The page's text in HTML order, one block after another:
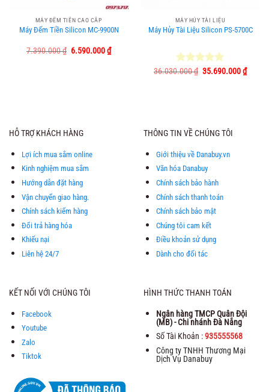
MÁY ĐẾM TIỀN CAO CẤP
Máy Đếm Tiền Silicon MC-9900N
7.390.000₫ Giá
6.590.000₫Giá
hiện
MÁY HỦY TÀI LIỆU
Máy Hủy Tài Liệu Silicon PS-5700C
Được xếp
36.030.000₫ Giá
35.690.000₫Giá
hiện
HỖ TRỢ KHÁCH HÀNG
Lợi ích mua sắm online
Kinh nghiệm mua sắm
Hướng dẫn đặt hàng
Vận chuyển giao hàng.
Chính sách kiểm hàng
Đổi trả hàng hóa
Khiếu nại
Liên hệ 24/7
THÔNG TIN VỀ CHÚNG TÔI
Giới thiệu về Danabuy.vn
Văn hóa Danabuy
Chính sách bảo hành
Chính sách thanh toán
Chính sách bảo mật
Chúng tôi cam kết
Điều khoản sử dụng
Dành cho đối tác
KẾT NỐI VỚI CHÚNG TÔI
Facebook
Youtube
Zalo
Tiktok
HÌNH THỨC THANH TOÁN
Ngân hàng TMCP Quân Đội
(MB) - Chi nhánh Đà Nẵng
Số Tài Khoản :935555568
Công ty TNHH Thương Mại
Dịch Vụ Danabuy